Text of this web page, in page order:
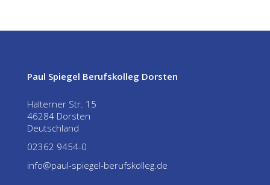
Paul Spiegel Berufskolleg Dorsten
Halterner Str. 15
46284 Dorsten
Deutschland
02362 9454-0
info@paul-spiegel-berufskolleg.de